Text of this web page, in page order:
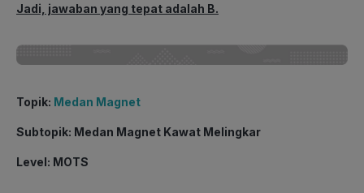
Jadi, jawaban yang tepat adalah B.
Topik: Medan Magnet
Subtopik: Medan Magnet Kawat Melingkar
Level: MOTS